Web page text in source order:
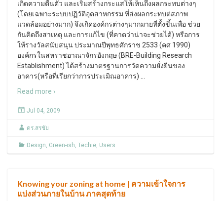
เกิดความตื่นตัว และเริ่มสร้างกระแสให้เห็นถึงผลกระทบต่างๆ
(โดยเฉพาะระบบปฏิวัติอุตสาหกรรม ที่ส่งผลกระทบต่สภาพ
แวดล้อมอย่างมาก) จึงเกิดองค์กรต่างๆมากมายที่ตั้งขึ้นเพื่อ ช่วย
กันคิดถึงสาเหตุ และการแก้ไข (ที่คาดว่าน่าจะช่วยได้) หรือการ
ให้รางวัลสนับสนุน ประมาณปีพุทธศักราช 2533 (คศ 1990)
องค์กรในสหราชอาณาจักรอังกฤษ (BRE-Building Research
Establishment) ได้สร้างมาตรฐานการวัดความยั่งยืนของ
อาคาร(หรือที่เรียกว่าการประเมิณอาคาร)
Read more ›
Jul 04, 2009
ดร.สรชัย
Design, Green-ish, Techie, Users
Knowing your zoning at home | ความเข้าใจการ
แบ่งส่วนภายในบ้าน ภาคสุดท้าย